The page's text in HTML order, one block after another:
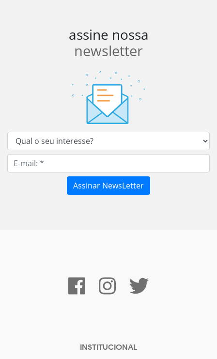
assine nossa
newsletter
INSTITUCIONAL